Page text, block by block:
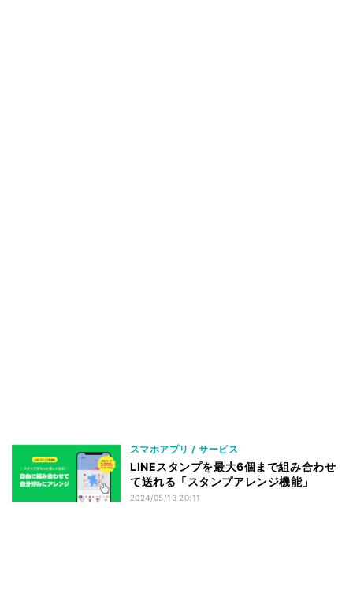
スマホアプリ / サービス
LINEスタンプを最大6個まで組み合わせ
て送れる「スタンプアレンジ機能」
2024/05/13 20:11